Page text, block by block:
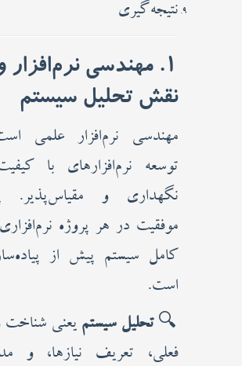
نتیجه‌گیری
1. مهندسی نرم‌افزار
نقش تحلیل سیستم
مهندسی نرم‌افزار علمی
توسعه نرم‌افزارهای با
نگهداری و مقیاس‌پذیر.
موفقیت در هر پروژه
کامل سیستم پیش از
است.
🔍تحلیل سیستم یعنی
فعلی، تعریف نیازها، و